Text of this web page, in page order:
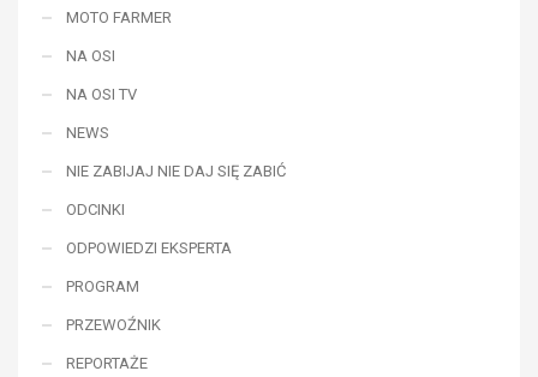
MOTO FARMER
NA OSI
NA OSI TV
NEWS
NIE ZABIJAJ NIE DAJ SIĘ ZABIĆ
ODCINKI
ODPOWIEDZI EKSPERTA
PROGRAM
PRZEWOŹNIK
REPORTAŻE